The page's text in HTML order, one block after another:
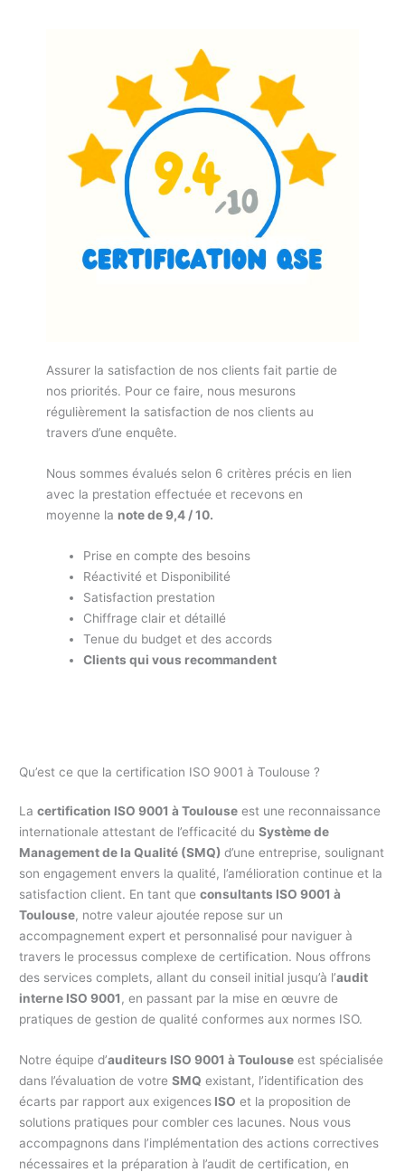
Assurer la satisfaction de nos clients fait partie de
nos priorités. Pour ce faire, nous mesurons
régulièrement la satisfaction de nos clients au
travers d’une enquête.
Nous sommes évalués selon 6 critères précis en lien
avec la prestation effectuée et recevons en
moyenne la note de 9,4 / 10.
Prise en compte des besoins
Réactivité et Disponibilité
Satisfaction prestation
Chiffrage clair et détaillé
Tenue du budget et des accords
Clients qui vous recommandent
Qu’est ce que la certification ISO 9001 à Toulouse ?
Lacertification ISO 9001 à Toulouse est une reconnaissance
internationale attestant de l’efficacité duSystème de
Management de la Qualité (SMQ)d’une entreprise, soulignant
son engagement envers la qualité, l’amélioration continue et la
satisfaction client. En tant queconsultants ISO 9001 à
Toulouse, notre valeur ajoutée repose sur un
accompagnement expert et personnalisé pour naviguer à
travers le processus complexe de certification. Nous offrons
des services complets, allant du conseil initial jusqu’à l’audit
interne ISO 9001 , en passant par la mise en œuvre de
pratiques de gestion de qualité conformes aux normes ISO.
Notre équipe d’auditeurs ISO 9001 à Toulouse est spécialisée
dans l’évaluation de votreSMQ existant, l’identification des
écarts par rapport aux exigences ISO et la proposition de
solutions pratiques pour combler ces lacunes. Nous vous
accompagnons dans l’implémentation des actions correctives
nécessaires et la préparation à l’audit de certification, en